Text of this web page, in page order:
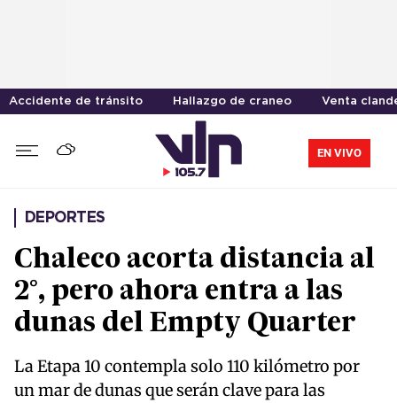
Accidente de tránsito Hallazgo de craneo Venta
EN VIVO
DEPORTES
Chaleco acorta distancia al
2°, pero ahora entra a las
dunas del Empty Quarter
La Etapa 10 contempla solo 110 kilómetro por
un mar de dunas que serán clave para las